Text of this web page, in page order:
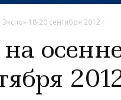
18-20 сентября 2012 г.